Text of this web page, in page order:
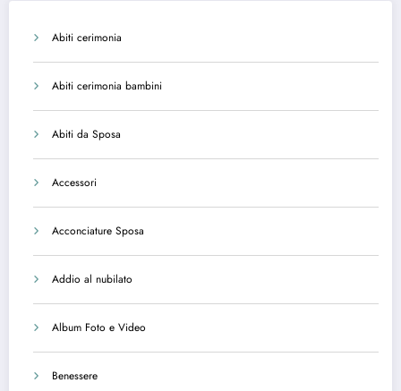
Abiti cerimonia
Abiti cerimonia bambini
Abiti da Sposa
Accessori
Acconciature Sposa
Addio al nubilato
Album Foto e Video
Benessere